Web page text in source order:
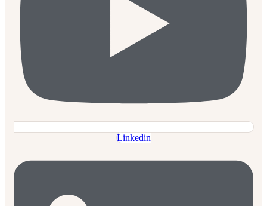
Linkedin